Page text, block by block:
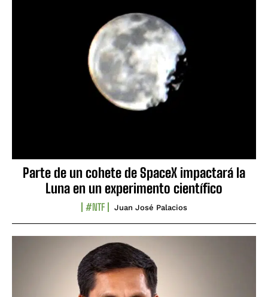
Parte de un cohete de SpaceX impactará la
Luna en un experimento científico
#NTF Juan José Palacios